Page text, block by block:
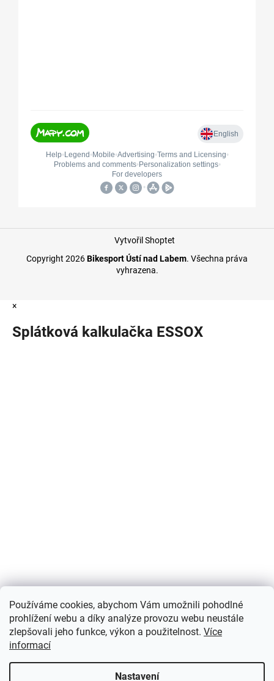
Používáme cookies, abychom Vám umožnili pohodlné
prohlížení webu a díky analýze provozu webu neustále
zlepšovali jeho funkce, výkon a použitelnost. Více
informací
Nastavení
Vytvořil Shoptet
Copyright 2026Bikesport Ústí nad Labem. Všechna práva
vyhrazena.
×
Splátková kalkulačka ESSOX